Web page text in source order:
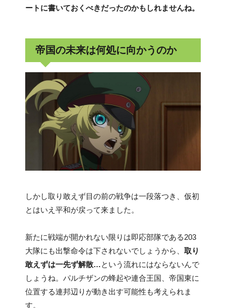
ートに書いておくべきだったのかもしれませんね。
帝国の未来は何処に向かうのか
しかし取り敢えず目の前の戦争は一段落つき、仮初
とはいえ平和が戻って来ました。
新たに戦端が開かれない限りは即応部隊である203
大隊にも出撃命令は下されないでしょうから、 取り
敢えずは一先ず解散…という流れにはならないんで
しょうね。パルチザンの蜂起や連合王国、帝国東に
位置する連邦辺りが動き出す可能性も考えられま
す。